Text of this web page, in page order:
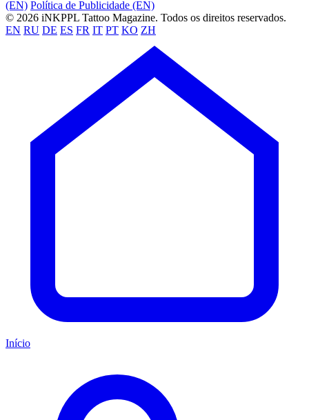
(EN) Política de Publicidade (EN)
© 2026 iNKPPL Tattoo Magazine. Todos os direitos reservados.
EN RU DE ES FR IT PT KO ZH
Início